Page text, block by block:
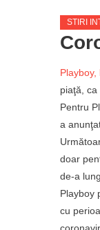
STIRI
piaţă,
Pentru
a
doar
de-a
Playboy
cu